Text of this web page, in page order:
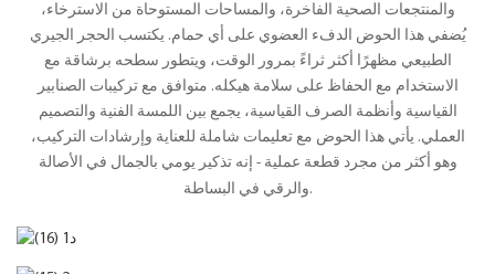
والمنتجعات الصحية الفاخرة، والمساحات المستوحاة من الاسترخاء،
يُضفي هذا الحوض الدفء العضوي على أي حمام. يكتسب الحجر الجيري
الطبيعي مظهرًا أكثر ثراءً بمرور الوقت، ويتطور سطحه برشاقة مع
الاستخدام مع الحفاظ على سلامة هيكله. متوافق مع تركيبات الصنابير
القياسية وأنظمة الصرف القياسية، يجمع بين اللمسة الفنية والتصميم
العملي. يأتي هذا الحوض مع تعليمات شاملة للعناية وإرشادات التركيب،
وهو أكثر من مجرد قطعة عملية - إنه تذكير يومي بالجمال في الأصالة
والرقي في البساطة.